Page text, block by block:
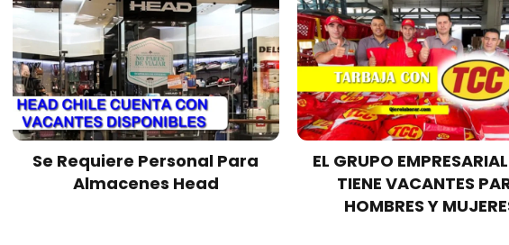
Se Requiere Personal Para
Almacenes Head
EL GRUPO
TIENE VACANTES
HOMBRES Y